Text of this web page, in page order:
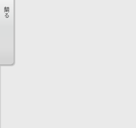
閉じる